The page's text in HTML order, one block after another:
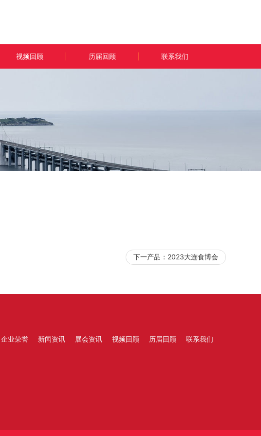
视频回顾 历届回顾 联系我们
下一产品： 2023大连食博会
企业荣誉 新闻资讯 展会资讯 视频回顾 历届回顾 联系我们